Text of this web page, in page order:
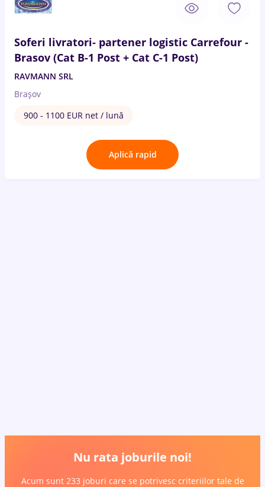
Soferi livratori- partener logistic Carrefour -
Brasov (Cat B-1 Post + Cat C-1 Post)
RAVMANN SRL
Brașov
900 - 1100 EUR net / lună
Aplică rapid
Nu rata joburile noi!
Acum sunt 233 joburi care se potrivesc criteriilor tale de